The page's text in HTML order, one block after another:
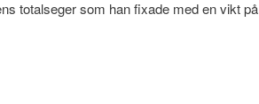
totalseger som han fixade med en vikt på